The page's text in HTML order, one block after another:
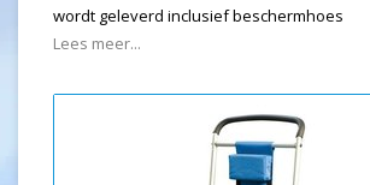
wordt geleverd inclusief beschermhoes
Lees meer...